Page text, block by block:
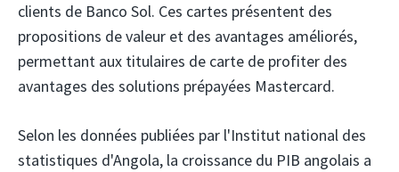
clients de Banco Sol. Ces cartes présentent des
propositions de valeur et des avantages améliorés,
permettant aux titulaires de carte de profiter des
avantages des solutions prépayées Mastercard.
Selon les données publiées par l'Institut national des
statistiques d'Angola, la croissance du PIB angolais a